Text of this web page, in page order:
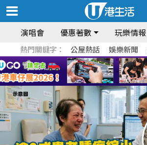
演唱會 優惠著數 玩樂情報
熱門關鍵字： 公屋熱話 娛樂新聞